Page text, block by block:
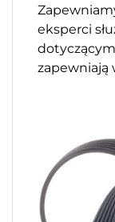
eksperci
zapewniają